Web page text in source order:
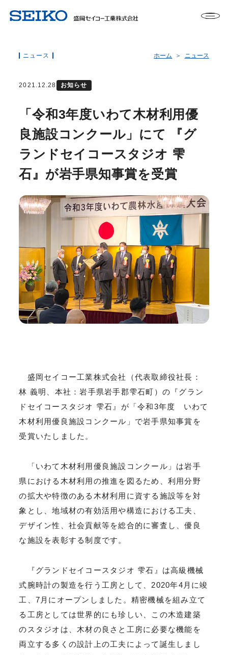
ニュース ホーム ニュース
2021.12.28 お知らせ
「令和3年度いわて木材利用優
良施設コンクール」にて 『グ
ランドセイコースタジオ 雫
石』が岩手県知事賞を受賞
盛岡セイコー工業株式会社（代表取締役社長：
林 義明、本社：岩手県岩手郡雫石町）の『グラン
ドセイコースタジオ 雫石』が「令和3年度 いわて
木材利用優良施設コンクール」で岩手県知事賞を
受賞いたしました。
「いわて木材利用優良施設コンクール」は岩手
県における木材利用の推進を図るため、利用分野
の拡大や特徴のある木材利用に資する施設等を対
象とし、地域材の有効活用や構造における工夫、
デザイン性、社会貢献等を総合的に審査し、優良
な施設を表彰する制度です。
『グランドセイコースタジオ 雫石』は高級機械
式腕時計の製造を行う工房として、2020年4月に竣
工、7月にオープンしました。精密機械を組み立て
る工房としては世界的にも珍しい、この木造建築
のスタジオは、木材の良さと工房に必要な機能を
両立する多くの設計上の工夫によって誕生しまし